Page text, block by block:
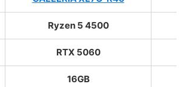
Ryzen 5 4500
RTX 5060
16GB